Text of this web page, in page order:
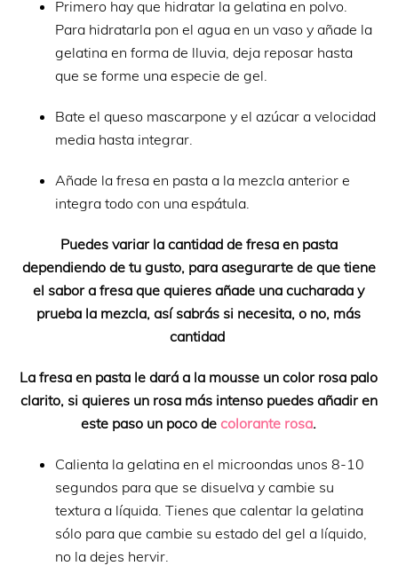
Primero hay que hidratar la gelatina en polvo.
Para hidratarla pon el agua en un vaso y añade la
gelatina en forma de lluvia, deja reposar hasta
que se forme una especie de gel.
Bate el queso mascarpone y el azúcar a velocidad
media hasta integrar.
Añade la fresa en pasta a la mezcla anterior e
integra todo con una espátula.
Puedes variar la cantidad de fresa en pasta
dependiendo de tu gusto, para asegurarte de que tiene
el sabor a fresa que quieres añade una cucharada y
prueba la mezcla, así sabrás si necesita, o no, más
cantidad
La fresa en pasta le dará a la mousse un color rosa palo
clarito, si quieres un rosa más intenso puedes añadir en
este paso un poco decolorante rosa.
Calienta la gelatina en el microondas unos 8-10
segundos para que se disuelva y cambie su
textura a líquida. Tienes que calentar la gelatina
sólo para que cambie su estado del gel a líquido,
no la dejes hervir.